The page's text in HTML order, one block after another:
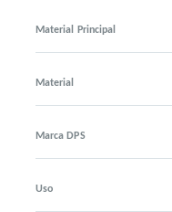
Material Principal
Material
Marca DPS
Uso